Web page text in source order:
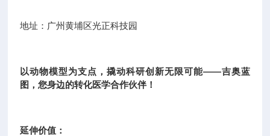
地址：广州黄埔区光正科技园
以动物模型为支点，撬动科研创新无限可能——吉奥蓝
图，您身边的转化医学合作伙伴！
延伸价值：